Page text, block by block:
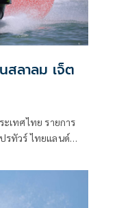
สลาลม เจ็ต
เทศไทย รายการ
รทัวร์ ไทยแลนด์
วด ระหว่างวันที่ 28-
ระดิพัทธ์ เมือง
สกีแห่งประเทศ